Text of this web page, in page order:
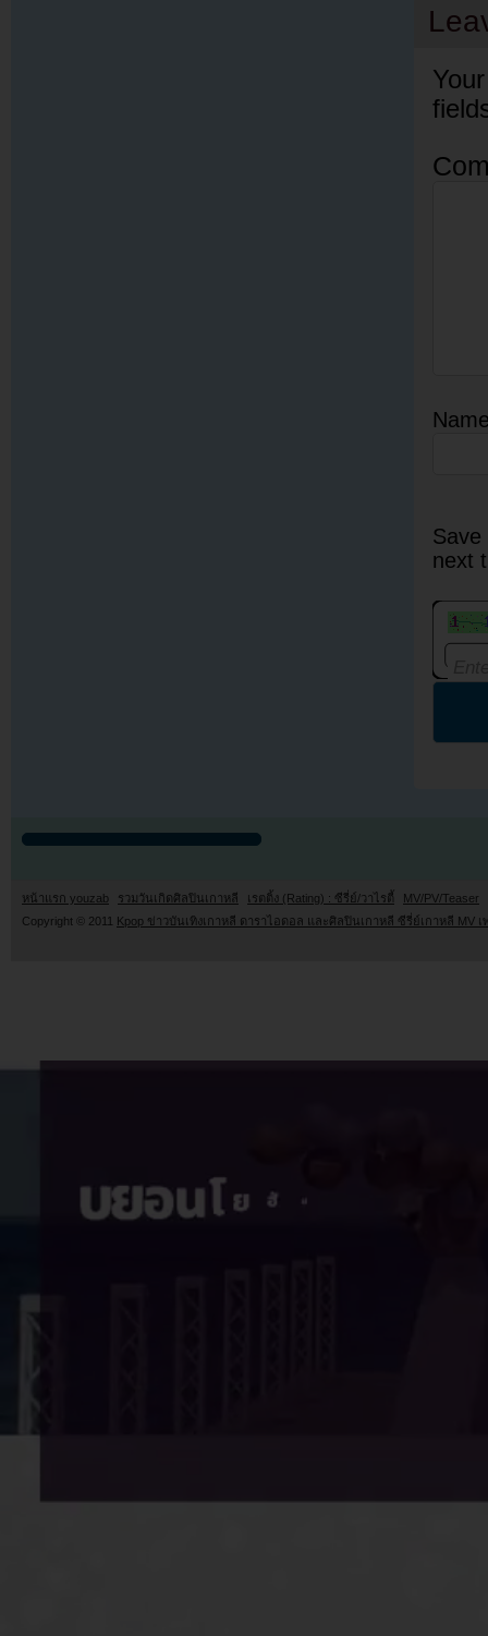
next
หน้าแรก youzab รวมวันเกิดศิลปินเกาหลี เรตติ้ง (Rating) : ซีรี่ย์/วาไรตี้
MV/PV/Teaser
Copyright © 2011 Kpop ข่าวบันเทิงเกาหลี ดาราไอดอล และศิลปินเกาหลี ซีรี่ย์เกาหลี MV